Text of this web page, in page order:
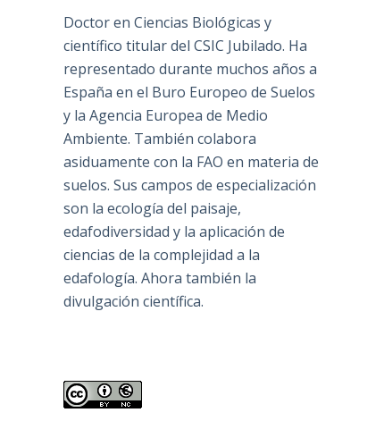
Doctor en Ciencias Biológicas y
científico titular del CSIC Jubilado. Ha
representado durante muchos años a
España en el Buro Europeo de Suelos
y la Agencia Europea de Medio
Ambiente. También colabora
asiduamente con la FAO en materia de
suelos. Sus campos de especialización
son la ecología del paisaje,
edafodiversidad y la aplicación de
ciencias de la complejidad a la
edafología. Ahora también la
divulgación científica.